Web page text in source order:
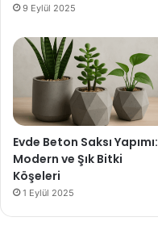
9 Eylül 2025
Evde Beton Saksı Yapımı:
Modern ve Şık Bitki
Köşeleri
1 Eylül 2025